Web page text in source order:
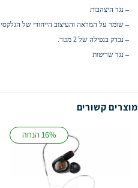
– נגד היצהבות
– שומר על המראה והעיצוב הייחודי של הגלקסי S20 ultra
– נבדק בנפילה של 2 מטר.
– נגד שריטות
מוצרים קשורים
16% הנחה